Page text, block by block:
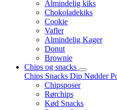
Almindelig kiks
Chokoladekiks
Cookie
Vafler
Almindelig Kager
Donut
Brownie
Chips og snacks
Chips Snacks Dip Nødder
Chipsposer
Rørchips
Kød Snacks